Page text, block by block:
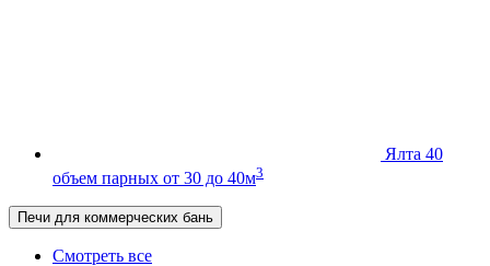
Ялта 40
объем парных от 30 до 40м3
Печи для коммерческих бань
Смотреть все